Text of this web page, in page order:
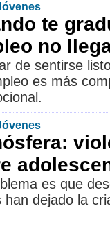
te
no
de sentirse
es más
es que
han dejado la